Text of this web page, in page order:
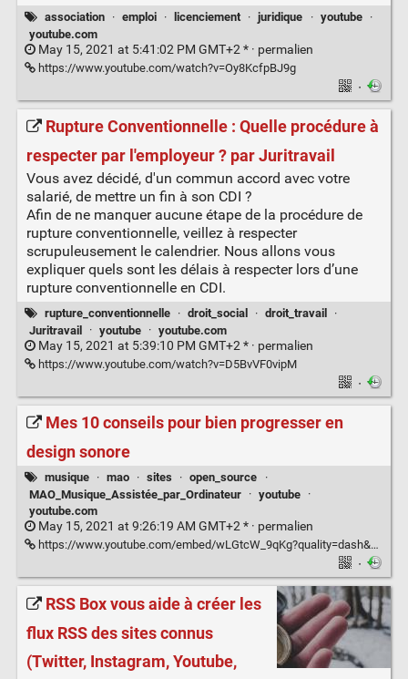
association · emploi · licenciement · juridique · youtube
·
youtube.com
May 15, 2021 at 5:41:02 PM GMT+2 * · permalien
https://www.youtube.com/watch?v=Oy8KcfpBJ9g
·
Rupture Conventionnelle : Quelle procédure à
respecter par l'employeur ? par Juritravail
Vous avez décidé, d'un commun accord avec votre
salarié, de mettre un fin à son CDI ?
Afin de ne manquer aucune étape de la procédure de
rupture conventionnelle, veillez à respecter
scrupuleusement le calendrier. Nous allons vous
expliquer quels sont les délais à respecter lors d’une
rupture conventionnelle en CDI.
rupture_conventionnelle · droit_social · droit_travail
·
Juritravail
· youtube · youtube.com
May 15, 2021 at 5:39:10 PM GMT+2 * · permalien
https://www.youtube.com/watch?v=D5BvVF0vipM
·
Mes 10 conseils pour bien progresser en
design sonore
musique · mao · sites · open_source
·
MAO_Musique_Assistée_par_Ordinateur
· youtube
·
youtube.com
May 15, 2021 at 9:26:19 AM GMT+2 * · permalien
https://www.youtube.com/embed/wLGtcW_9qKg?quality=dash&autoplay=0
·
RSS Box vous aide à créer les
flux RSS des sites connus
(Twitter, Instagram, Youtube,